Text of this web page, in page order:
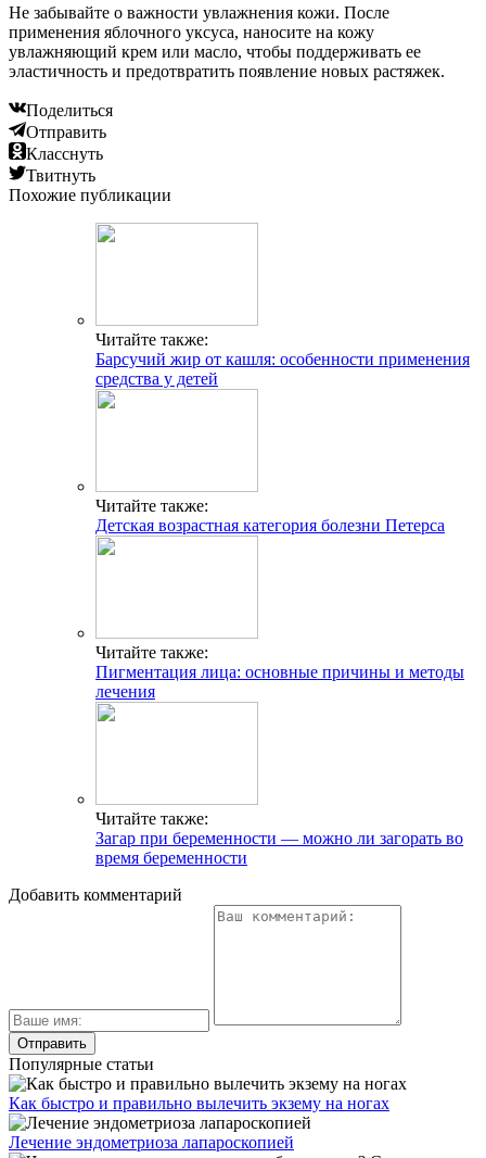
Не забывайте о важности увлажнения кожи. После
применения яблочного уксуса, наносите на кожу
увлажняющий крем или масло, чтобы поддерживать ее
эластичность и предотвратить появление новых растяжек.
Поделиться
Отправить
Класснуть
Твитнуть
Похожие публикации
Читайте также:
Барсучий жир от кашля: особенности применения
средства у детей
Читайте также:
Детская возрастная категория болезни Петерса
Читайте также:
Пигментация лица: основные причины и методы
лечения
Читайте также:
Загар при беременности — можно ли загорать во
время беременности
Добавить комментарий
Популярные статьи
Как быстро и правильно вылечить экзему на ногах
Лечение эндометриоза лапароскопией